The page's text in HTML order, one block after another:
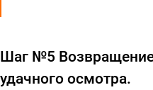
Шаг №5
удачного осмотра.